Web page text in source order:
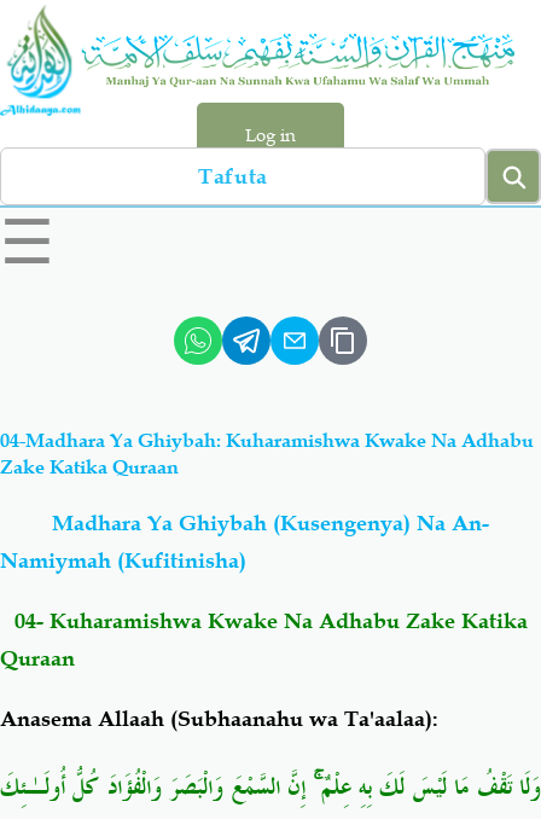
Skip
main
content
Log in
Search
left
sidebar
☰
Hadiyth
Aqiydah
Shirki & Kufru Bid-'ah (Uzushi)
04-Madhara Ya Ghiybah: Kuharamishwa Kwake Na Adhabu
Zake Katika Quraan
Madhara Ya Ghiybah (Kusengenya) Na An-
Namiymah (Kufitinisha)
04- Kuharamishwa Kwake Na Adhabu Zake Katika
Quraan
Anasema Allaah (Subhaanahu wa Ta'aalaa):
وَلَا تَقْفُ مَا لَيْسَ لَكَ بِهِ عِلْمٌ ۚ إِنَّ السَّمْعَ وَالْبَصَرَ وَالْفُؤَادَ كُلُّ أُولَـٰئِكَ